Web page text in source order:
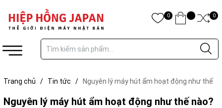
0 0
Trang chủ / Tin tức /
Nguyên lý máy hút ẩm hoạt động như thế
Nguyên lý máy hút ẩm hoạt động như thế nào?